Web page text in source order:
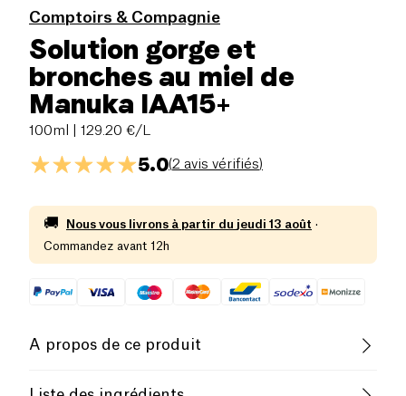
Comptoirs & Compagnie
Solution gorge et
bronches au miel de
Manuka IAA15+
100ml | 129.20 €/L
5.0(2 avis vérifiés)
🚚 Nous vous livrons à partir du jeudi 13 août ·
Commandez avant 12h
A propos de ce produit
Pauvre en sel